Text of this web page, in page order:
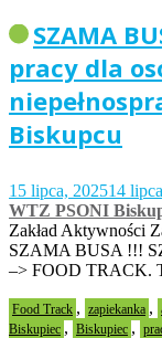
SZAMA
pracy dla
Biskupcu
15 lipca, 202514
WTZ PSONI
Zakład Aktywności
SZAMA BUSA !!!
–> FOOD TRACK.
Food Track , zapiekanka ,
Biskupiec , Biskupiec ,